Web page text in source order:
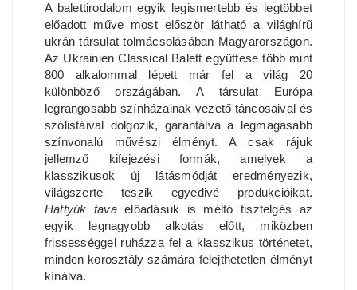
A balettirodalom egyik legismertebb és legtöbbet
előadott műve most először látható a világhírű
ukrán társulat tolmácsolásában Magyarországon.
Az Ukrainien Classical Balett együttese több mint
800 alkalommal lépett már fel a világ 20
különböző országában. A társulat Európa
legrangosabb színházainak vezető táncosaival és
szólistáival dolgozik, garantálva a legmagasabb
színvonalú művészi élményt. A csak rájuk
jellemző kifejezési formák, amelyek a
klasszikusok új látásmódját eredményezik,
világszerte teszik egyedivé produkcióikat.
Hattyúk tavaelőadásuk is méltó tisztelgés az
egyik legnagyobb alkotás előtt, miközben
frissességgel ruházza fel a klasszikus történetet,
minden korosztály számára felejthetetlen élményt
kínálva.